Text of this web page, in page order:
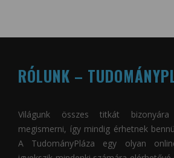
RÓLUNK –
Világunk összes titkát
megismerni, így mindig érhetnek
A TudományPláza egy olyan